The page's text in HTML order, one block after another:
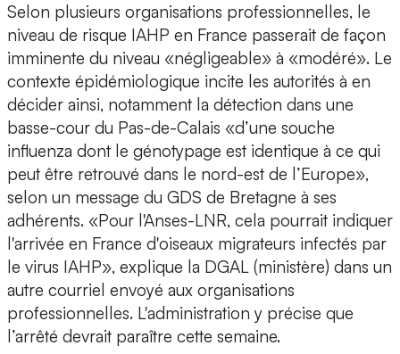
Selon plusieurs organisations professionnelles, le
niveau de risque IAHP en France passerait de façon
imminente du niveau «négligeable» à «modéré». Le
contexte épidémiologique incite les autorités à en
décider ainsi, notamment la détection dans une
basse-cour du Pas-de-Calais «d’une souche
influenza dont le génotypage est identique à ce qui
peut être retrouvé dans le nord-est de l’Europe»,
selon un message du GDS de Bretagne à ses
adhérents. «Pour l'Anses-LNR, cela pourrait indiquer
l'arrivée en France d'oiseaux migrateurs infectés par
le virus IAHP», explique la DGAL (ministère) dans un
autre courriel envoyé aux organisations
professionnelles. L'administration y précise que
l’arrêté devrait paraître cette semaine.